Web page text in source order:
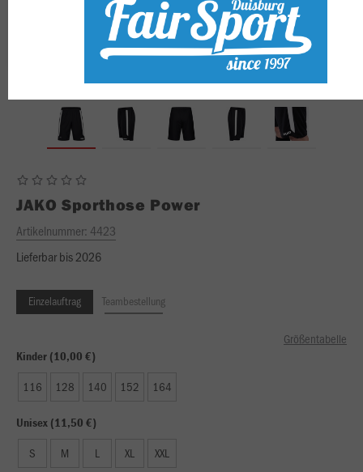
JAKO Sporthose Power
Artikelnummer: 4423
Lieferbar bis 2026
Einzelauftrag Teambestellung
Größentabelle
Kinder (10,00 €)
116 128 140 152 164
Unisex (11,50 €)
S M L XL XXL
mehr Infos
Datenschutz
Impressum